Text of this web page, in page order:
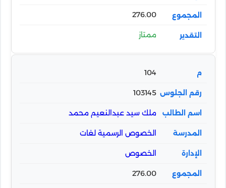
276.00
ممتاز
104
103145
ملك سيد عبدالنعيم محمد
الخصوص الرسمية لغات
الخصوص
276.00